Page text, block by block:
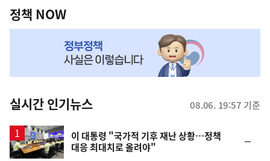
책
NOW,
뉴
스
정책 NOW
실시간 인기뉴스 08.06. 19:57 기준
이 대통령 "국가적 기후 재난 상황…정책
대응 최대치로 올려야"